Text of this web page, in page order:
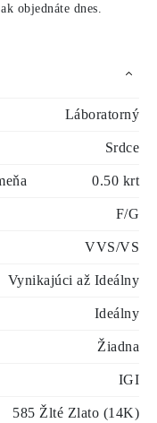
, ak objednáte dnes
Láboratorný
Srdce
0.50 krt
F/G
VVS/VS
Vynikajúci až Ideálny
Ideálny
Žiadna
IGI
585 Žlté Zlato (14K)